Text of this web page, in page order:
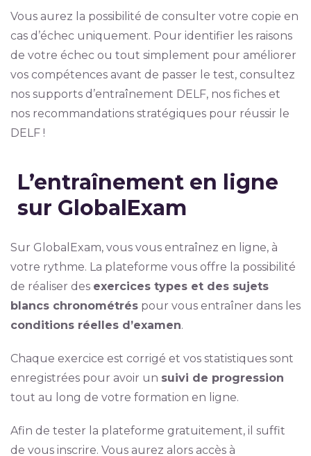
Vous aurez la possibilité de consulter votre copie en
cas d’échec uniquement. Pour identifier les raisons
de votre échec ou tout simplement pour améliorer
vos compétences avant de passer le test, consultez
nos supports d’entraînement DELF, nos fiches et
nos recommandations stratégiques pour réussir le
DELF !
L’entraînement en ligne
sur GlobalExam
Sur GlobalExam, vous vous entraînez en ligne, à
votre rythme. La plateforme vous offre la possibilité
de réaliser des exercices types et des sujets
blancs chronométréspour vous entraîner dans les
conditions réelles d’examen.
Chaque exercice est corrigé et vos statistiques sont
enregistrées pour avoir un suivi de progression
tout au long de votre formation en ligne.
Afin de tester la plateforme gratuitement, il suffit
de vous inscrire. Vous aurez alors accès à